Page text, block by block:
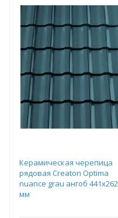
Керамическая черепица
рядовая Creaton Optima
nuance grau ангоб 441х262
мм